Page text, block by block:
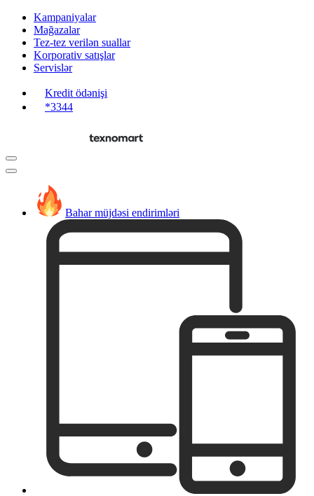
Kampaniyalar
Mağazalar
Tez-tez verilən suallar
Korporativ satışlar
Servislər
Kredit ödənişi
*3344
Bahar müjdəsi endirimləri